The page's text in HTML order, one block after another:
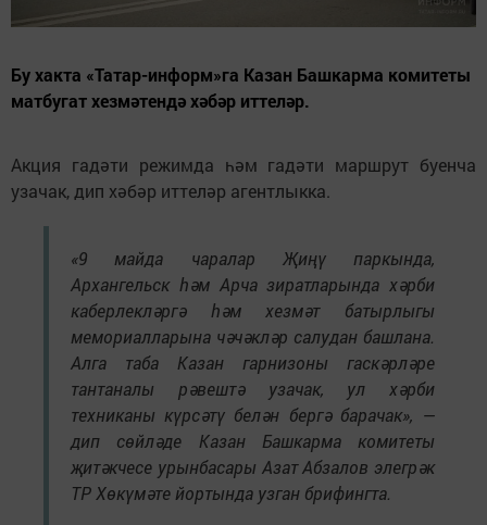
Бу хакта «Татар-информ»га Казан Башкарма комитеты
матбугат хезмәтендә хәбәр иттеләр.
Акция гадәти режимда һәм гадәти маршрут буенча
узачак, дип хәбәр иттеләр агентлыкка.
«9 майда чаралар Җиңү паркында,
Архангельск һәм Арча зиратларында хәрби
каберлекләргә һәм хезмәт батырлыгы
мемориалларына чәчәкләр салудан башлана.
Алга таба Казан гарнизоны гаскәрләре
тантаналы рәвештә узачак, ул хәрби
техниканы күрсәтү белән бергә барачак», —
дип сөйләде Казан Башкарма комитеты
җитәкчесе урынбасары Азат Абзалов элегрәк
ТР Хөкүмәте йортында узган брифингта.